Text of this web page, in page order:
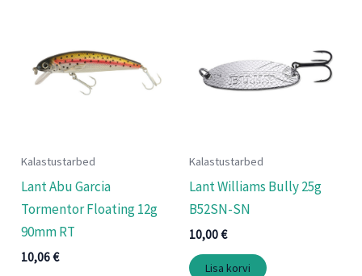
Kalastustarbed
Lant Abu Garcia
Tormentor Floating 12g
90mm RT
10,06€
Kalastustarbed
Lant Williams Bully 25g
B52SN-SN
10,00€
Lisa korvi